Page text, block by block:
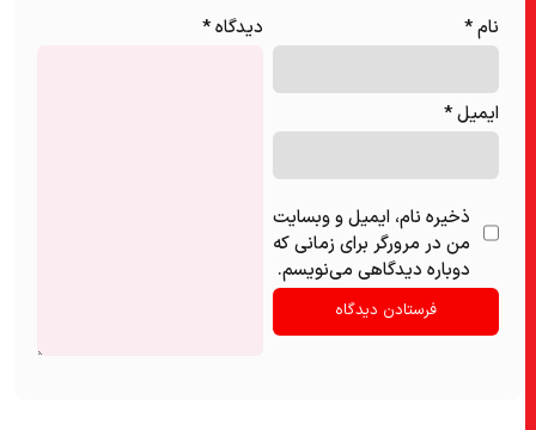
دیدگاه* نام*
ایمیل*
ذخیره نام، ایمیل و وبسایت
من در مرورگر برای زمانی که
دوباره دیدگاهی می‌نویسم.